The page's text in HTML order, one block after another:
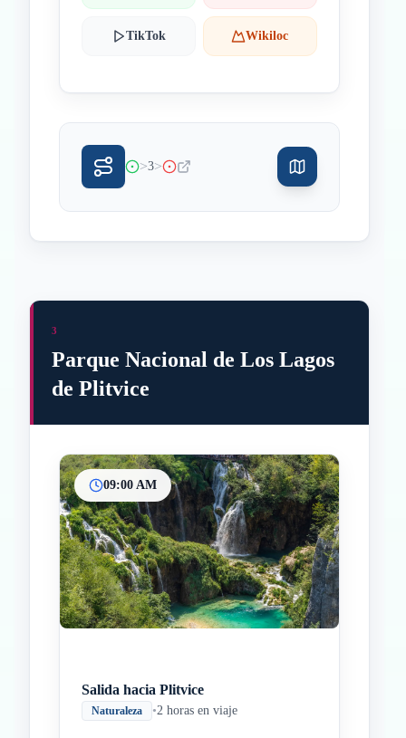
TikTok Wikiloc
>3>
InicioParadas intermedias
Final
3
Parque Nacional de Los Lagos
de Plitvice
09:00 AM
Salida hacia Plitvice
Naturaleza •2 horas en viaje